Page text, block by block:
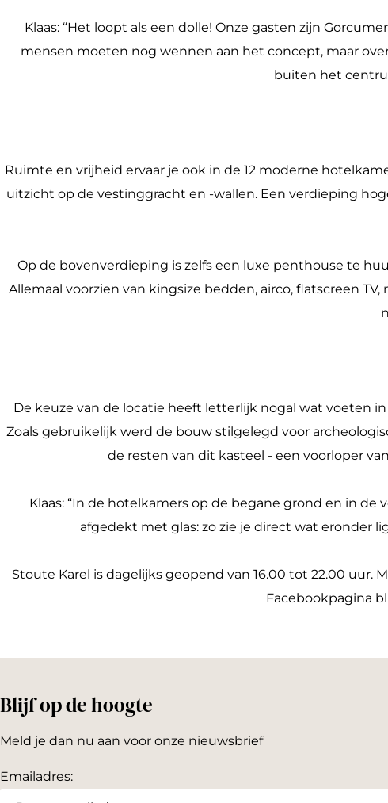
Klaas: “Het loopt als een dolle! Onze gasten zijn
mensen moeten nog wennen aan het concept, maar
buiten het
Ruimte en vrijheid ervaar je ook in de 12 moderne
uitzicht op de vestinggracht en -wallen. Een verdieping
Op de bovenverdieping is zelfs een luxe penthouse te
Allemaal voorzien van kingsize bedden, airco, flatscreen
De keuze van de locatie heeft letterlijk nogal wat voeten
Zoals gebruikelijk werd de bouw stilgelegd voor
de resten van dit kasteel - een voorloper
Klaas: “In de hotelkamers op de begane grond en in
afgedekt met glas: zo zie je direct wat eronder
Stoute Karel is dagelijks geopend van 16.00 tot 22.00
Facebookpagina
Blijf op de hoogte
Meld je dan nu aan voor onze nieuwsbrief
Emailadres: